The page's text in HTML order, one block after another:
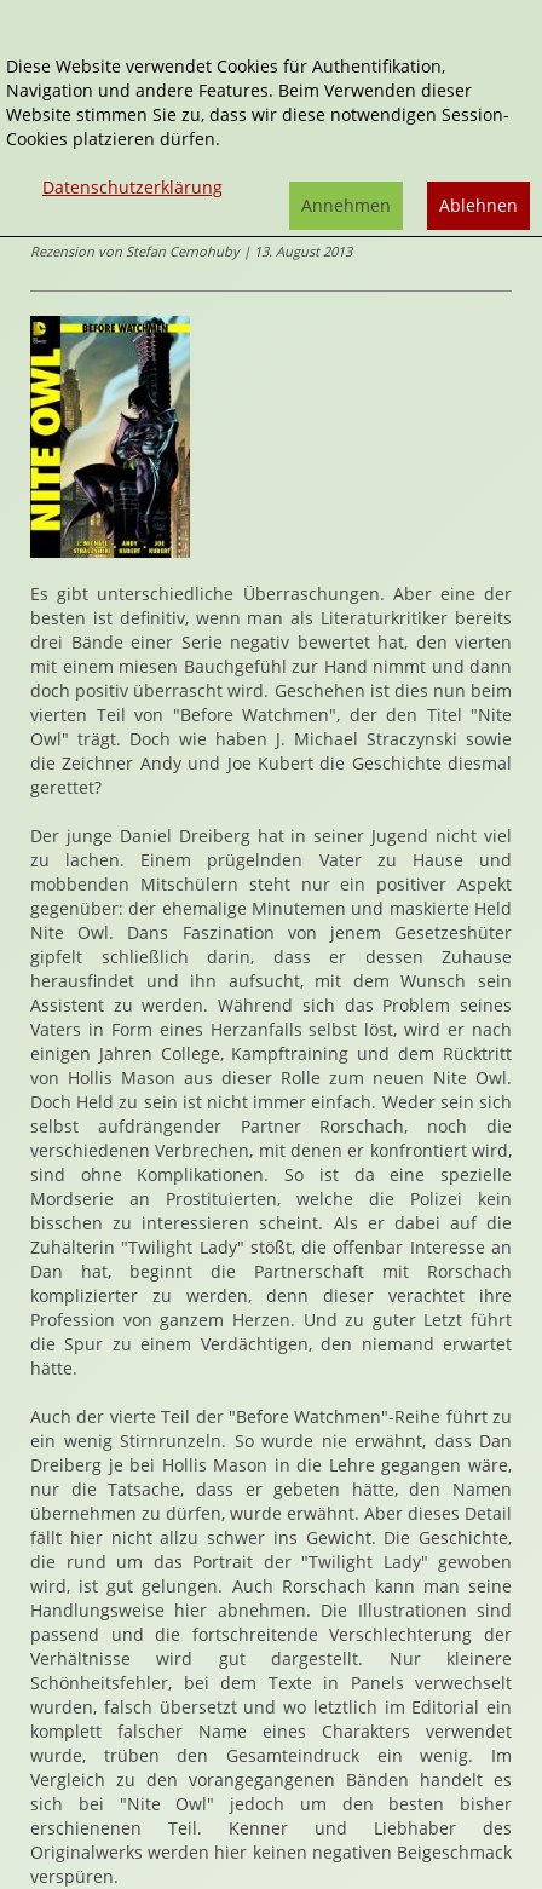
Home Comics Nite Owl
Before Watchmen
Nite Owl vonAndy Kubert
Rezension von Stefan Cernohuby | 13. August 2013
Es gibt unterschiedliche Überraschungen. Aber eine der
besten ist definitiv, wenn man als Literaturkritiker bereits
drei Bände einer Serie negativ bewertet hat, den vierten
mit einem miesen Bauchgefühl zur Hand nimmt und dann
doch positiv überrascht wird. Geschehen ist dies nun beim
vierten Teil von "Before Watchmen", der den Titel "Nite
Owl" trägt. Doch wie haben J. Michael Straczynski sowie
die Zeichner Andy und Joe Kubert die Geschichte diesmal
gerettet?
Der junge Daniel Dreiberg hat in seiner Jugend nicht viel
zu lachen. Einem prügelnden Vater zu Hause und
mobbenden Mitschülern steht nur ein positiver Aspekt
gegenüber: der ehemalige Minutemen und maskierte Held
Nite Owl. Dans Faszination von jenem Gesetzeshüter
gipfelt schließlich darin, dass er dessen Zuhause
herausfindet und ihn aufsucht, mit dem Wunsch sein
Assistent zu werden. Während sich das Problem seines
Vaters in Form eines Herzanfalls selbst löst, wird er nach
einigen Jahren College, Kampftraining und dem Rücktritt
von Hollis Mason aus dieser Rolle zum neuen Nite Owl.
Doch Held zu sein ist nicht immer einfach. Weder sein sich
selbst aufdrängender Partner Rorschach, noch die
verschiedenen Verbrechen, mit denen er konfrontiert wird,
sind ohne Komplikationen. So ist da eine spezielle
Mordserie an Prostituierten, welche die Polizei kein
bisschen zu interessieren scheint. Als er dabei auf die
Zuhälterin "Twilight Lady" stößt, die offenbar Interesse an
Dan hat, beginnt die Partnerschaft mit Rorschach
komplizierter zu werden, denn dieser verachtet ihre
Profession von ganzem Herzen. Und zu guter Letzt führt
die Spur zu einem Verdächtigen, den niemand erwartet
hätte.
Auch der vierte Teil der "Before Watchmen"-Reihe führt zu
ein wenig Stirnrunzeln. So wurde nie erwähnt, dass Dan
Dreiberg je bei Hollis Mason in die Lehre gegangen wäre,
nur die Tatsache, dass er gebeten hätte, den Namen
übernehmen zu dürfen, wurde erwähnt. Aber dieses Detail
fällt hier nicht allzu schwer ins Gewicht. Die Geschichte,
die rund um das Portrait der "Twilight Lady" gewoben
wird, ist gut gelungen. Auch Rorschach kann man seine
Handlungsweise hier abnehmen. Die Illustrationen sind
passend und die fortschreitende Verschlechterung der
Verhältnisse wird gut dargestellt. Nur kleinere
Schönheitsfehler, bei dem Texte in Panels verwechselt
wurden, falsch übersetzt und wo letztlich im Editorial ein
komplett falscher Name eines Charakters verwendet
wurde, trüben den Gesamteindruck ein wenig. Im
Vergleich zu den vorangegangenen Bänden handelt es
sich bei "Nite Owl" jedoch um den besten bisher
erschienenen Teil. Kenner und Liebhaber des
Originalwerks werden hier keinen negativen Beigeschmack
verspüren.
Diese Website verwendet Cookies für Authentifikation,
Navigation und andere Features. Beim Verwenden dieser
Website stimmen Sie zu, dass wir diese notwendigen Session-
Cookies platzieren dürfen.
Datenschutzerklärung
Ablehnen
Annehmen